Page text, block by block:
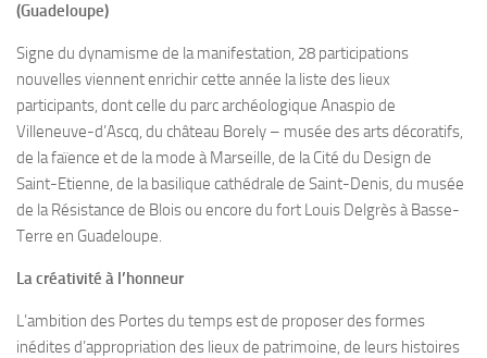
(Guadeloupe)
Signe du dynamisme de la manifestation, 28 participations
nouvelles viennent enrichir cette année la liste des lieux
participants, dont celle du parc archéologique Anaspio de
Villeneuve-d’Ascq, du château Borely – musée des arts décoratifs,
de la faïence et de la mode à Marseille, de la Cité du Design de
Saint-Etienne, de la basilique cathédrale de Saint-Denis, du musée
de la Résistance de Blois ou encore du fort Louis Delgrès à Basse-
Terre en Guadeloupe.
La créativité à l’honneur
L’ambition des Portes du temps est de proposer des formes
inédites d’appropriation des lieux de patrimoine, de leurs histoires